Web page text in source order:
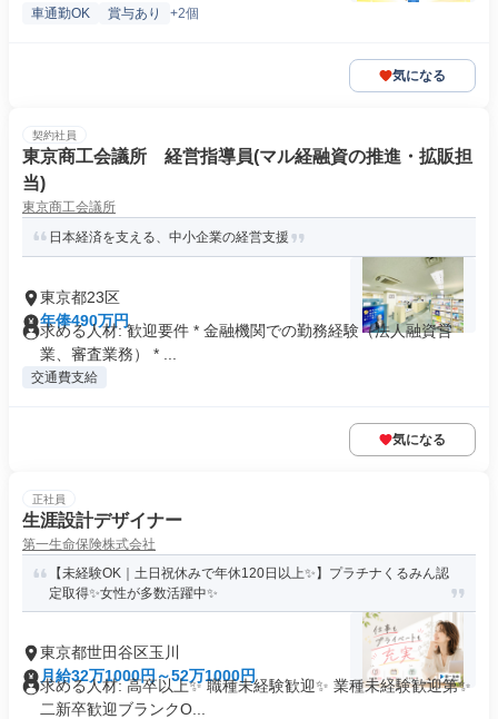
車通勤OK 賞与あり +2個
気になる
契約社員
東京商工会議所 経営指導員(マル経融資の推進・拡販担
当)
東京商工会議所
日本経済を支える、中小企業の経営支援
東京都23区
年俸490万円
求める人材: ​歓迎要件 * 金融機関での勤務経験（法人融資営
業、審査業務） * ...
交通費支給
気になる
正社員
生涯設計デザイナー
第一生命保険株式会社
【未経験OK｜土日祝休みで年休120日以上✨】プラチナくるみん認
定取得✨女性が多数活躍中✨
東京都世田谷区玉川
月給32万1000円～52万1000円
求める人材: 高卒以上✨ 職種未経験歓迎✨ 業種未経験歓迎第✨
二新卒歓迎ブランクO...